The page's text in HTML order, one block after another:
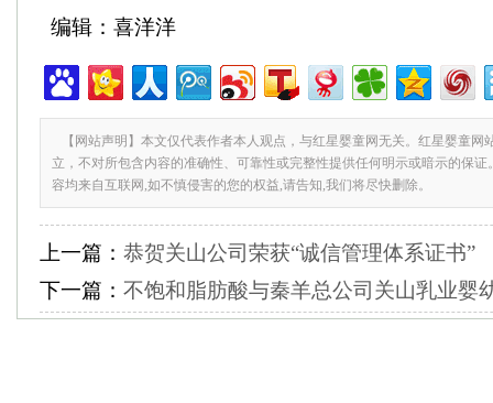
编辑：喜洋洋
【网站声明】本文仅代表作者本人观点，与红星婴童网无关。红星婴童网
立，不对所包含内容的准确性、可靠性或完整性提供任何明示或暗示的保
容均来自互联网,如不慎侵害的您的权益,请告知,我们将尽快删除。
上一篇： 恭贺关山公司荣获“诚信管理体系证书”
下一篇： 不饱和脂肪酸与秦羊总公司关山乳业婴